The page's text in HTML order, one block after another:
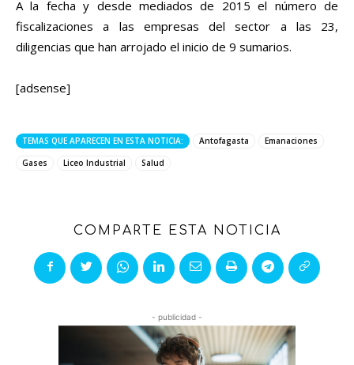
A la fecha y desde mediados de 2015 el número de
fiscalizaciones a las empresas del sector a las 23,
diligencias que han arrojado el inicio de 9 sumarios.
[adsense]
TEMAS QUE APARECEN EN ESTA NOTICIA: Antofagasta
Emanaciones
Gases
Liceo Industrial Salud
COMPARTE ESTA NOTICIA
- publicidad -